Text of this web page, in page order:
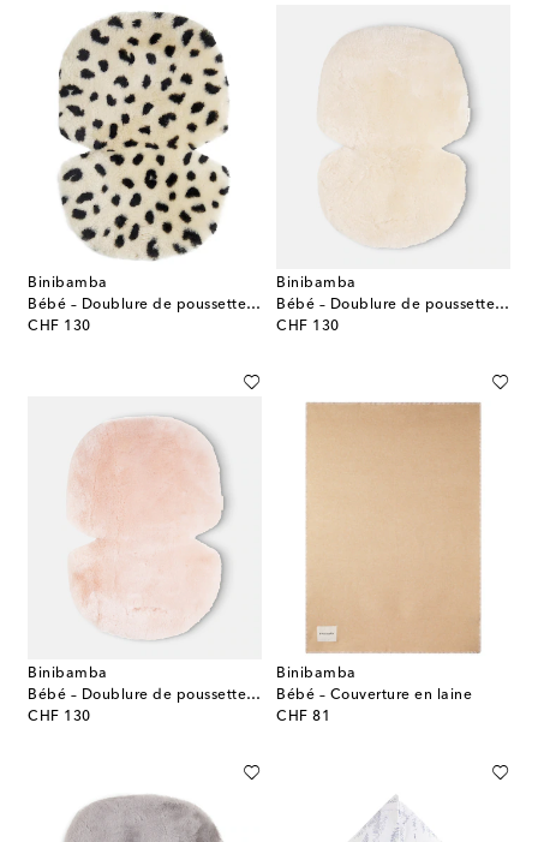
Binibamba
Bébé – Doublure de poussette Snuggler® en shearling
CHF 130
original price
Binibamba
Bébé – Doublure de poussette Snuggler® en shearling
CHF 130
original price
Binibamba
Bébé – Doublure de poussette Snuggler® en shearling
CHF 130
original price
Binibamba
Bébé – Couverture en laine
CHF 81
original price